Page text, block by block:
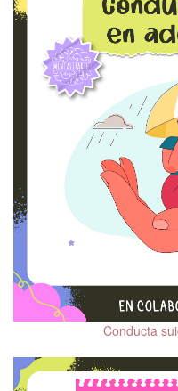
Prevención de Suicidio
Trastorno Bipolar (TBP)
Reconocimiento de la
Conducta